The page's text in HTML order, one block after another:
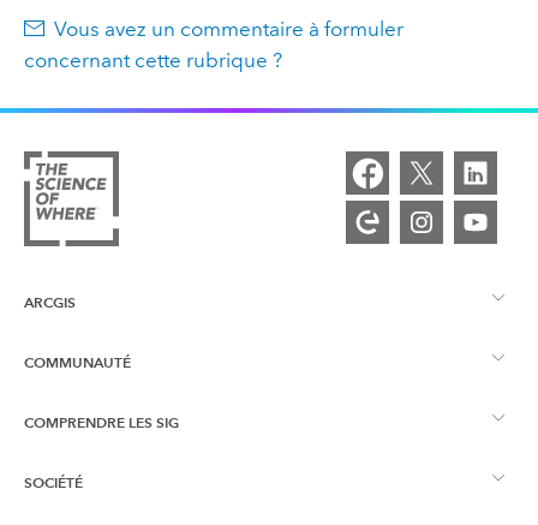
Vous avez un commentaire à formuler
concernant cette rubrique ?
ARCGIS
Vue d’ensemble d’ArcGIS
Cartographie
COMMUNAUTÉ
Esri Community
Blog ArcGIS
COMPRENDRE LES SIG
Qu’est-ce qu’un SIG ?
SOCIÉTÉ